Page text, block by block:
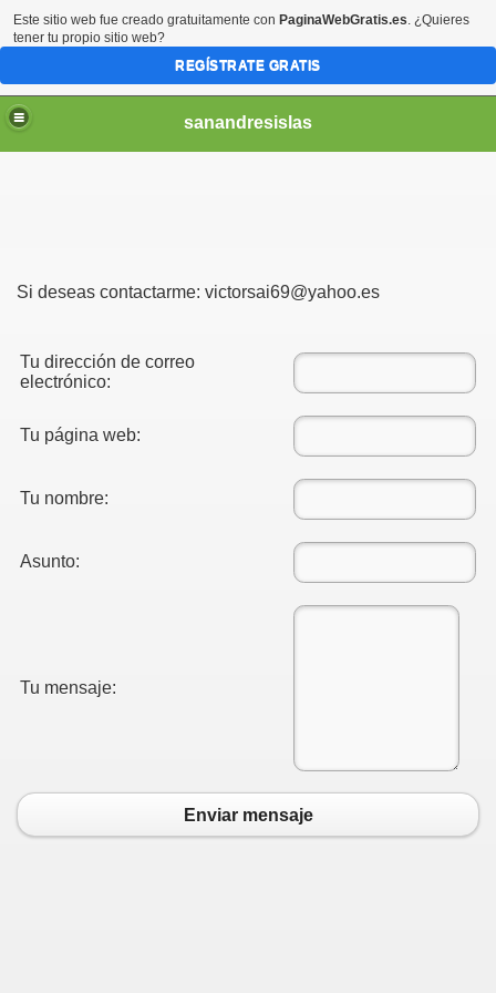
sanandresislas
Si deseas contactarme: victorsai69@yahoo.es
Tu dirección de correo
electrónico:
Tu página web:
Tu nombre:
Asunto:
Tu mensaje:
Enviar mensaje
Este sitio web fue creado gratuitamente con PaginaWebGratis.es. ¿Quieres
tener tu propio sitio web?
REGÍSTRATE GRATIS